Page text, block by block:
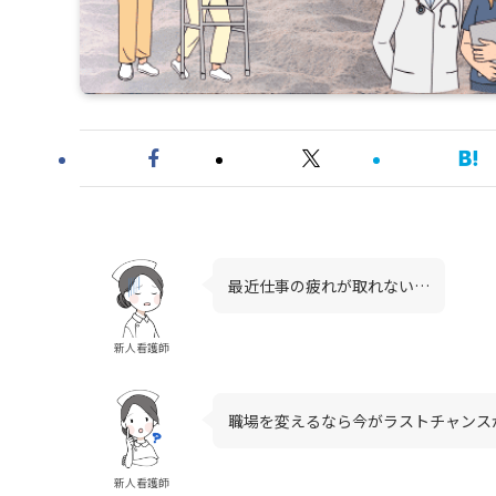
新人看護師
最近仕事の疲れが取れない…
新人看護師
職場を変えるなら今がラストチャン